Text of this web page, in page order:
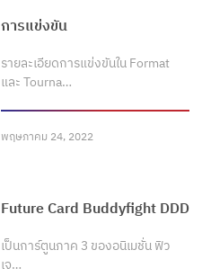
การแข่งขัน
รายละเอียดการแข่งขันใน Format
และ Tourna…
พฤษภาคม 24, 2022
Future Card Buddyfight DDD
เป็นการ์ตูนภาค 3 ของอนิเมชั่น ฟิว
เจ…